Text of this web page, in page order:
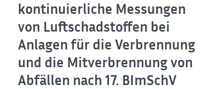
kontinuierliche Messungen
von Luftschadstoffen bei
Anlagen für die Verbrennung
und die Mitverbrennung von
Abfällen nach 17. BImSchV